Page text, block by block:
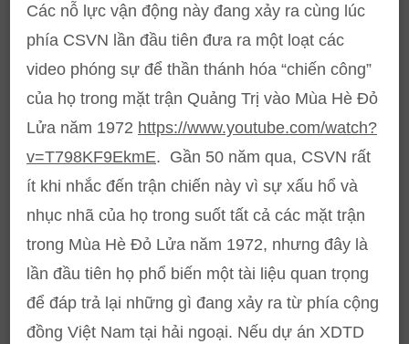
Các nỗ lực vận động này đang xảy ra cùng lúc
phía CSVN lần đầu tiên đưa ra một loạt các
video phóng sự để thần thánh hóa “chiến công”
của họ trong mặt trận Quảng Trị vào Mùa Hè Đỏ
Lửa năm 1972 https://www.youtube.com/watch?
v=T798KF9EkmE. Gần 50 năm qua, CSVN rất
ít khi nhắc đến trận chiến này vì sự xấu hổ và
nhục nhã của họ trong suốt tất cả các mặt trận
trong Mùa Hè Đỏ Lửa năm 1972, nhưng đây là
lần đầu tiên họ phổ biến một tài liệu quan trọng
để đáp trả lại những gì đang xảy ra từ phía cộng
đồng Việt Nam tại hải ngoại. Nếu dự án XDTD